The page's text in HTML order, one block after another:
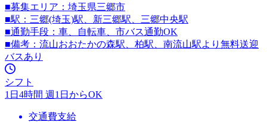
■募集エリア：埼玉県三郷市
■駅：三郷(埼玉)駅、新三郷駅、三郷中央駅
■通勤手段：車、自転車、市バス通勤OK
■備考：流山おおたかの森駅、柏駅、南流山駅より無料送迎
バスあり
シフト
1日4時間 週1日からOK
交通費支給